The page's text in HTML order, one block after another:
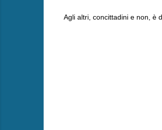
Agli altri, concittadini e non, è